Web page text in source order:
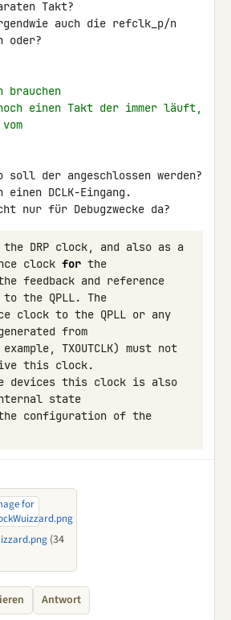
auch die refclk_p/n
oder?
brauchen
einen Takt der immer läuft,
soll der angeschlossen werden?
DCLK-Eingang.
the DRP clock, and also as a
clock for the
feedback and reference
to the QPLL. The
clock to the QPLL or any
from
example, TXOUTCLK) must not
this clock.
devices this clock is also
state
configuration of the
(34
Antwort